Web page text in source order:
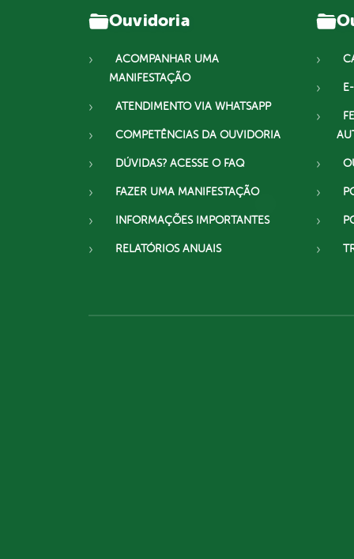
Ouvidoria
ACOMPANHAR UMA
MANIFESTAÇÃO
ATENDIMENTO VIA WHATSAPP
COMPETÊNCIAS DA OUVIDORIA
DÚVIDAS? ACESSE O FAQ
FAZER UMA MANIFESTAÇÃO
INFORMAÇÕES IMPORTANTES
RELATÓRIOS ANUAIS